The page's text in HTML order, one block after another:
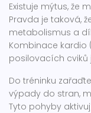
Existuje mýtus, že
Pravda je taková,
metabolismus a
Kombinace kardio
posilovacích cviků
Do tréninku
výpady do stran,
Tyto pohyby